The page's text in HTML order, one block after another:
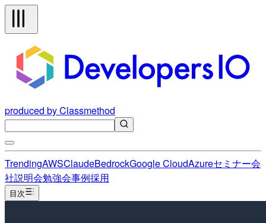
produced by Classmethod
TrendingAWSClaudeBedrockGoogle CloudAzureセミナー会
社説明会勉強会事例採用
目次